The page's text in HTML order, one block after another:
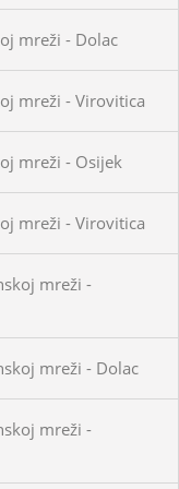
mreži - Dolac
mreži - Virovitica
mreži - Osijek
mreži - Virovitica
mreži -
mreži - Dolac
mreži -